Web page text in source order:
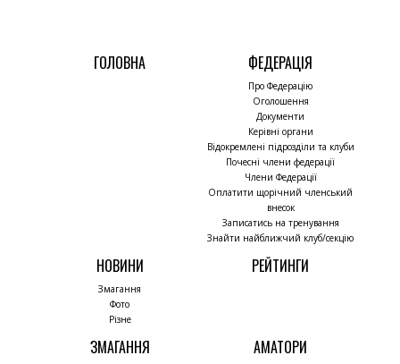
ГОЛОВНА ФЕДЕРАЦІЯ
Про Федерацію
Оголошення
Документи
Керівні органи
Відокремлені підрозділи та клуби
Почесні члени федерації
Члени Федерації
Оплатити щорічний членський
внесок
Записатись на тренування
Знайти найближчий клуб/секцію
НОВИНИ
Змагання
Фото
Різне
РЕЙТИНГИ
ЗМАГАННЯ АМАТОРИ